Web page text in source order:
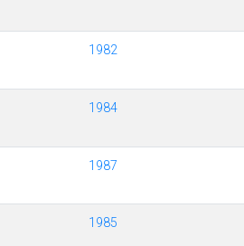
1982
1984
1987
1985